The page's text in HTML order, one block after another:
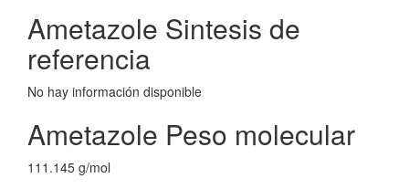
Ametazole Sintesis de
referencia
No hay información disponible
Ametazole Peso molecular
111.145 g/mol